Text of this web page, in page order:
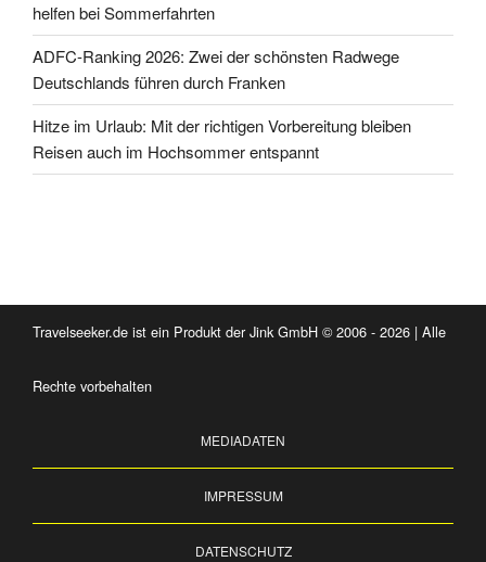
helfen bei Sommerfahrten
ADFC-Ranking 2026: Zwei der schönsten Radwege
Deutschlands führen durch Franken
Hitze im Urlaub: Mit der richtigen Vorbereitung bleiben
Reisen auch im Hochsommer entspannt
Travelseeker.de ist ein Produkt der Jink GmbH © 2006 - 2026 | Alle
Rechte vorbehalten
MEDIADATEN
IMPRESSUM
DATENSCHUTZ